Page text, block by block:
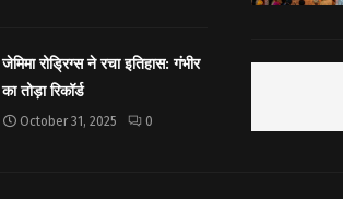
जेमिमा रोड्रिग्स ने रचा इतिहास: गंभीर
का तोड़ा रिकॉर्ड
October 31, 2025 0